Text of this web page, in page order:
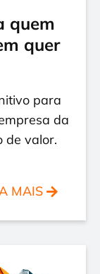
quem
quer
para
da
de valor.
MAIS